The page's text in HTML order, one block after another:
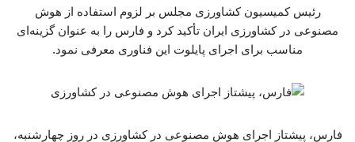
رئیس کمیسیون کشاورزی مجلس بر لزوم استفاده از هوش
مصنوعی در کشاورزی ایران تأکید کرد و فارس را به عنوان گزینه‌ای
مناسب برای اجرای پایلوت این فناوری معرفی نمود.
فارس، پیشتاز اجرای هوش مصنوعی در کشاورزی در روز چهارشنبه،